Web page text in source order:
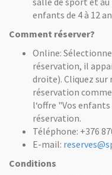
enfants de 4 à 12
Comment réserver?
Online:
réservation, il
droite). Cliquez sur
réservation
l‘offre "Vos
réservation.
Téléphone: +376
E-mail:
Conditions